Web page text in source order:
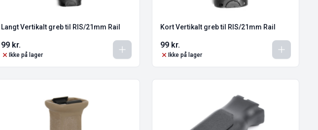
Langt Vertikalt greb til RIS/21mm Rail
99 kr.
Ikke på lager
Kort Vertikalt greb til RIS/21mm Rail
99 kr.
Ikke på lager